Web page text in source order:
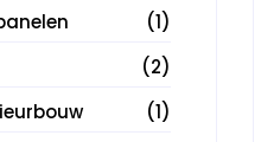
(1)
(2)
(1)